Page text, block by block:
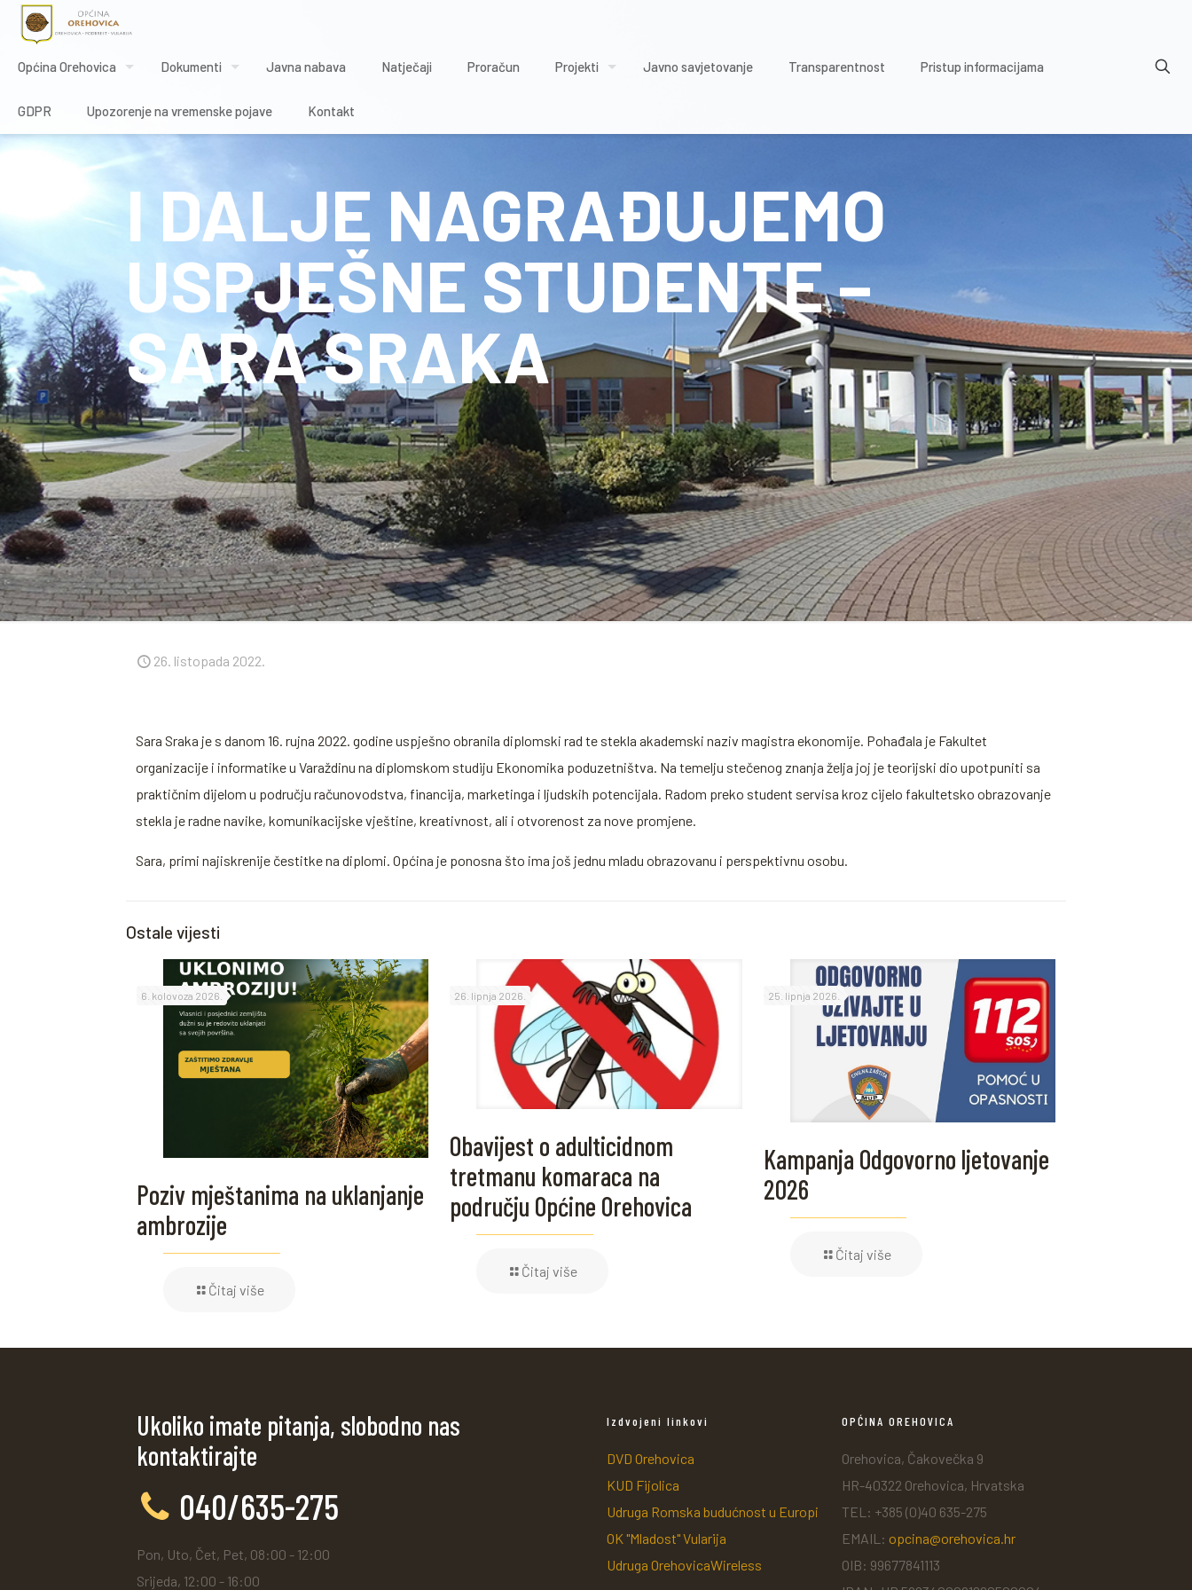
Općina Orehovica Dokumenti Javna nabava Natječaji Proračun Projekti Javno savjetovanje Transparentnost Pristup informacijama
GDPR Upozorenje na vremenske pojave Kontakt
I DALJE NAGRAĐUJEMO
USPJEŠNE STUDENTE –
SARA SRAKA
26. listopada 2022.
Sara Sraka je s danom 16. rujna 2022. godine uspješno obranila diplomski rad te stekla akademski naziv magistra ekonomije. Pohađala je Fakultet
organizacije i informatike u Varaždinu na diplomskom studiju Ekonomika poduzetništva. Na temelju stečenog znanja želja joj je teorijski dio upotpuniti sa
praktičnim dijelom u području računovodstva, financija, marketinga i ljudskih potencijala. Radom preko student servisa kroz cijelo fakultetsko obrazovanje
stekla je radne navike, komunikacijske vještine, kreativnost, ali i otvorenost za nove promjene.
Sara, primi najiskrenije čestitke na diplomi. Općina je ponosna što ima još jednu mladu obrazovanu i perspektivnu osobu.
Ostale vijesti
6. kolovoza 2026.
Poziv mještanima na uklanjanje
ambrozije
Čitaj više
26. lipnja 2026.
Obavijest o adulticidnom
tretmanu komaraca na
području Općine Orehovica
Čitaj više
25. lipnja 2026.
Kampanja Odgovorno ljetovanje
2026
Čitaj više
Ukoliko imate pitanja, slobodno nas
kontaktirajte
040/635-275
Pon, Uto, Čet, Pet, 08:00 - 12:00
Srijeda, 12:00 - 16:00
Izdvojeni linkovi
DVD Orehovica
KUD Fijolica
Udruga Romska budućnost u Europi
OK "Mladost" Vularija
Udruga OrehovicaWireless
OPĆINA OREHOVICA
Orehovica, Čakovečka 9
HR-40322 Orehovica, Hrvatska
TEL: +385 (0)40 635-275
EMAIL: opcina@orehovica.hr
OIB: 99677841113